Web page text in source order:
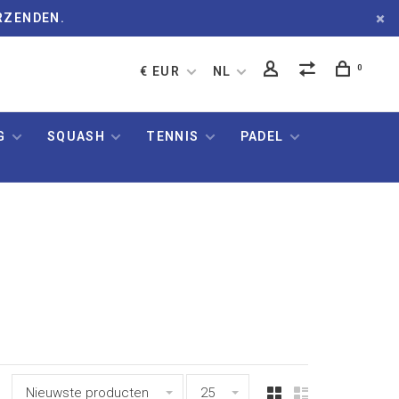
€ EUR NL 0
SQUASH TENNIS PADEL
Nieuwste producten 25